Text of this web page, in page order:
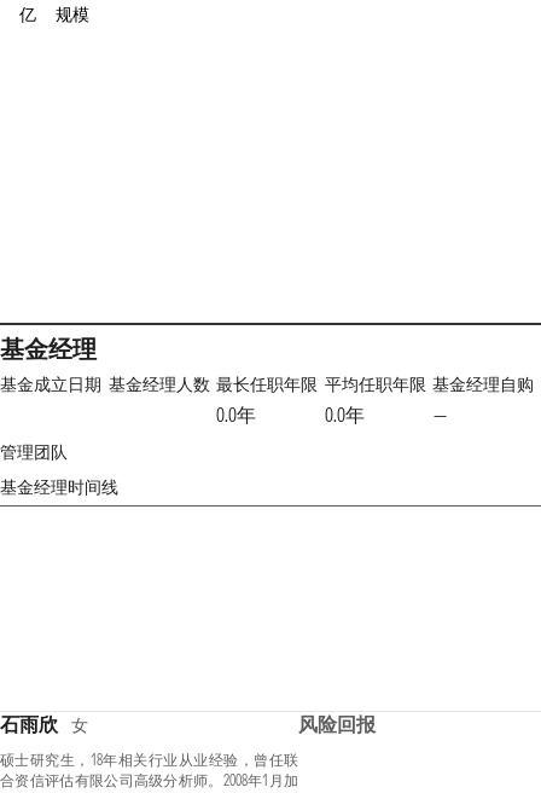
亿
规模
基金经理
基金成立日期 基金经理人数 最长任职年限
0.0年
平均任职年限
0.0年
基金经理自购
—
管理团队
基金经理时间线
石雨欣 女
硕士研究生，18年相关行业从业经验，曾任联
合资信评估有限公司高级分析师。2008年1月加
风险回报